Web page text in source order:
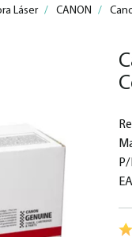
Láser / CANON /